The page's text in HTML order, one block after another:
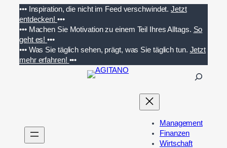
Inhalt
springen
••• Inspiration, die nicht im Feed verschwindet. Jetzt
entdecken! •••
••• Machen Sie Motivation zu einem Teil Ihres Alltags. So
geht es!•••
••• Was Sie täglich sehen, prägt, was Sie täglich tun. Jetzt
mehr erfahren! •••
n
Management
Finanzen
Wirtschaft